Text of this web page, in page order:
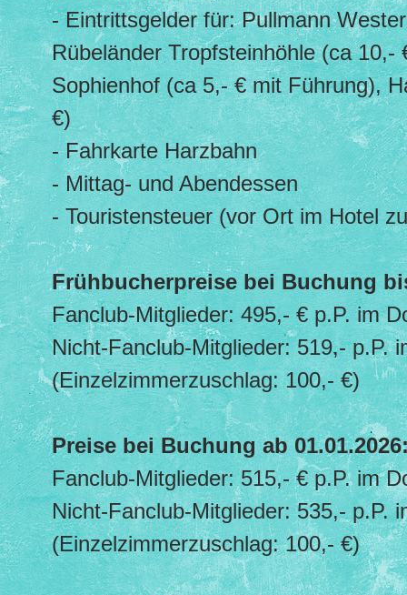
- Eintrittsgelder für: Pullmann
Rübeländer Tropfsteinhöhle (ca 10,-
Sophienhof (ca 5,- € mit Führung),
€)
- Fahrkarte Harzbahn
- Mittag- und Abendessen
- Touristensteuer (vor Ort im Hotel
Frühbucherpreise bei Buchung
Fanclub-Mitglieder: 495,- € p.P. im
Nicht-Fanclub-Mitglieder: 519,- p.P.
(Einzelzimmerzuschlag: 100,- €)
Preise bei Buchung ab
Fanclub-Mitglieder: 515,- € p.P. im
Nicht-Fanclub-Mitglieder: 535,- p.P.
(Einzelzimmerzuschlag: 100,- €)